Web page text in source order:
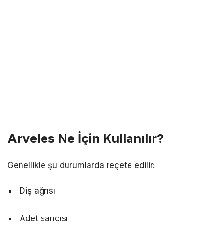
Arveles Ne İçin Kullanılır?
Genellikle şu durumlarda reçete edilir:
Diş ağrısı
Adet sancısı